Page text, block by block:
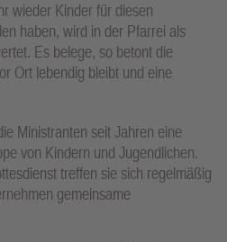
wieder Kinder für diesen
haben, wird in der Pfarrei als
Es belege, so betont die
Ort lebendig bleibt und eine
Ministranten seit Jahren eine
von Kindern und Jugendlichen.
treffen sie sich regelmäßig
gemeinsame